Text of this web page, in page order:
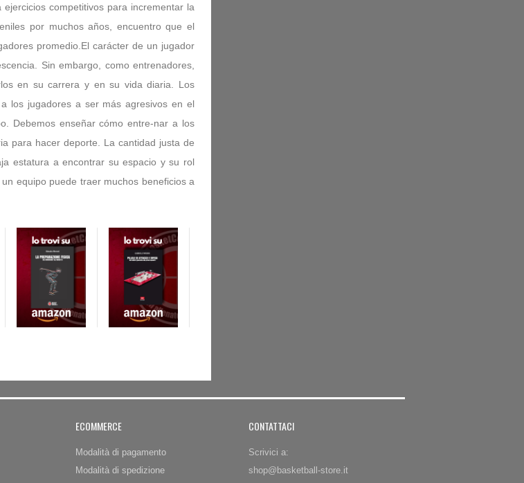
competitivos para incrementar la
por muchos años, encuentro que el
promedio.El carácter de un jugador
Sin embargo, como entrenadores,
en su carrera y en su vida diaria. Los
los jugadores a ser más agresivos en el
Debemos enseñar cómo entre-nar a los
para hacer deporte. La cantidad justa de
estatura a encontrar su espacio y su rol
equipo puede traer muchos beneficios a
ECOMMERCE
Modalità di pagamento
Modalità di spedizione
CONTATTACI
Scrivici a:
shop@basketball-store.it